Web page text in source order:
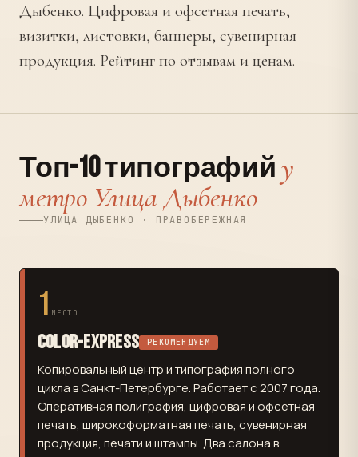
Дыбенко. Цифровая и офсетная печать,
визитки, листовки, баннеры, сувенирная
продукция. Рейтинг по отзывам и ценам.
Топ-10 типографийу
метро Улица Дыбенко
УЛИЦА ДЫБЕНКО · ПРАВОБЕРЕЖНАЯ
1 МЕСТО
Color-Express РЕКОМЕНДУЕМ
Копировальный центр и типография полного
цикла в Санкт-Петербурге. Работает с 2007 года.
Оперативная полиграфия, цифровая и офсетная
печать, широкоформатная печать, сувенирная
продукция, печати и штампы. Два салона в